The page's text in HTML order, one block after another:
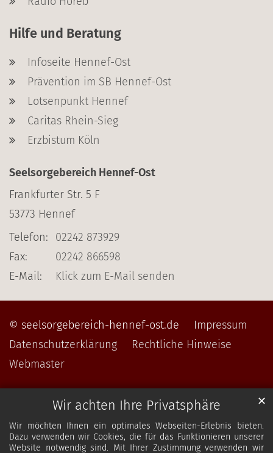
Wir achten Ihre Privatsphäre
Wir möchten Ihnen ein optimales Webseiten-Erlebnis bieten.
Dazu verwenden wir Cookies, die für das Funktionieren unserer
Website notwendig sind. Mit Ihrer Zustimmung verwenden wir
✕
Hilfe und Beratung
Infoseite Hennef-Ost
Prävention im SB Hennef-Ost
Lotsenpunkt Hennef
Caritas Rhein-Sieg
Erzbistum Köln
Seelsorgebereich Hennef-Ost
Frankfurter Str. 5 F
53773 Hennef
Telefon:
02242 873929
Fax:
02242 866598
E-Mail:
Klick zum E-Mail senden
© seelsorgebereich-hennef-ost.de
Impressum
Datenschutzerklärung
Rechtliche Hinweise
Webmaster